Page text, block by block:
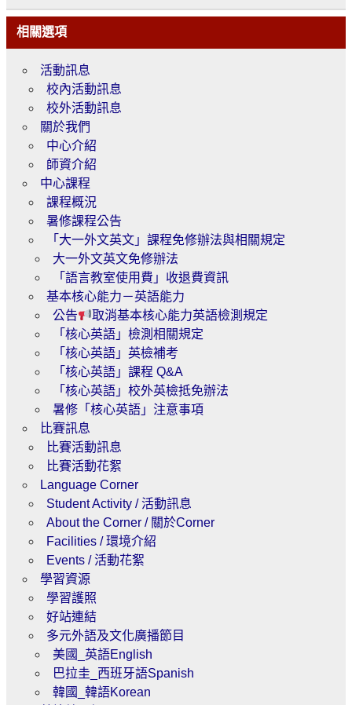
相關選項
活動訊息
校內活動訊息
校外活動訊息
關於我們
中心介紹
師資介紹
中心課程
課程概況
暑修課程公告
「大一外文英文」課程免修辦法與相關規定
大一外文英文免修辦法
「語言教室使用費」收退費資訊
基本核心能力－英語能力
公告
取消基本核心能力英語檢測規定
「核心英語」檢測相關規定
「核心英語」英檢補考
「核心英語」課程 Q&A
「核心英語」校外英檢抵免辦法
暑修「核心英語」注意事項
比賽訊息
比賽活動訊息
比賽活動花絮
Language Corner
Student Activity / 活動訊息
About the Corner / 關於Corner
Facilities / 環境介紹
Events / 活動花絮
學習資源
學習護照
好站連結
多元外語及文化廣播節目
美國_英語English
巴拉圭_西班牙語Spanish
韓國_韓語Korean